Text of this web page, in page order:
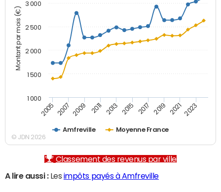
Montant par mois (€)
Amfreville Moyenne France
2005 2007 2009 2011 2013 2015 2017 2019 2021 2023
1 000
1 500
2 000
2 500
3 000
© JDN 2026
Classement des revenus par ville
A lire aussi :Les impôts payés à Amfreville